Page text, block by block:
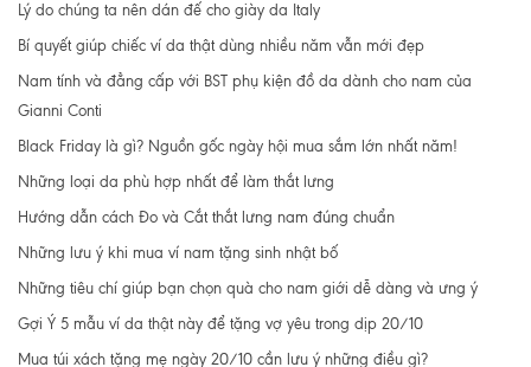
Lý do chúng ta nên dán đế cho giày da Italy
Bí quyết giúp chiếc ví da thật dùng nhiều năm vẫn mới đẹp
Nam tính và đẳng cấp với BST phụ kiện đồ da dành cho nam của
Gianni Conti
Black Friday là gì? Nguồn gốc ngày hội mua sắm lớn nhất năm!
Những loại da phù hợp nhất để làm thắt lưng
Hướng dẫn cách Đo và Cắt thắt lưng nam đúng chuẩn
Những lưu ý khi mua ví nam tặng sinh nhật bố
Những tiêu chí giúp bạn chọn quà cho nam giới dễ dàng và ưng ý
Gợi Ý 5 mẫu ví da thật này để tặng vợ yêu trong dịp 20/10
Mua túi xách tặng mẹ ngày 20/10 cần lưu ý những điều gì?